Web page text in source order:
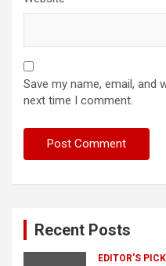
Save my name, email, and
next time I comment.
Recent Posts
EDITOR'S PICK